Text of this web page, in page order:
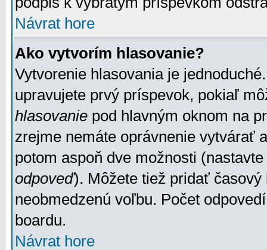
Návrat hore
Ako vytvorím hlasovanie?
Vytvorenie hlasovania je
upravujete prvý príspevok, pokiaľ
hlasovanie pod hlavným oknom na
zrejme nemáte oprávnenie vytvárať
potom aspoň dve možnosti
odpoveď). Môžete tiež pridať
neobmedzenú voľbu. Počet
boardu.
Návrat hore